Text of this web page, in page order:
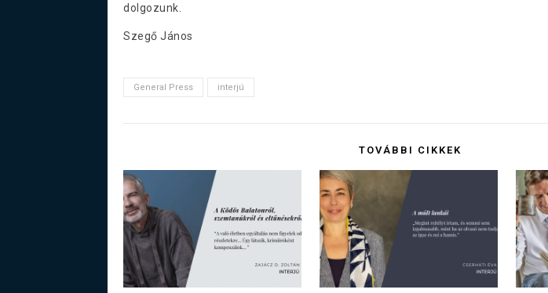
dolgozunk.
Szegő János
General Press interjú
TOVÁBBI CIKKEK